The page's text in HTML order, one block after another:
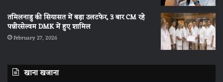
तमिलनाडु की सियासत में बड़ा उलटफेर, 3 बार CM रहे
पन्नीरसेल्वम DMK में हुए शामिल
February 27, 2026
खाना खजाना